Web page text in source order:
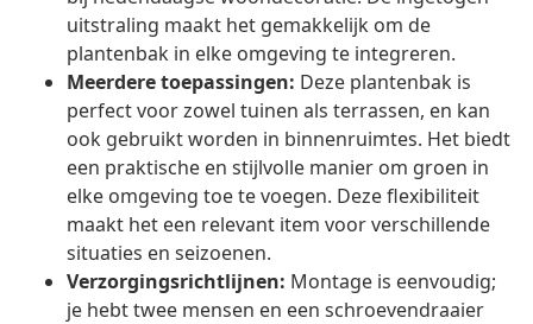
uitstraling maakt het gemakkelijk om de
plantenbak in elke omgeving te integreren.
Meerdere toepassingen: Deze plantenbak is
perfect voor zowel tuinen als terrassen, en kan
ook gebruikt worden in binnenruimtes. Het biedt
een praktische en stijlvolle manier om groen in
elke omgeving toe te voegen. Deze flexibiliteit
maakt het een relevant item voor verschillende
situaties en seizoenen.
Verzorgingsrichtlijnen: Montage is eenvoudig;
je hebt twee mensen en een schroevendraaier